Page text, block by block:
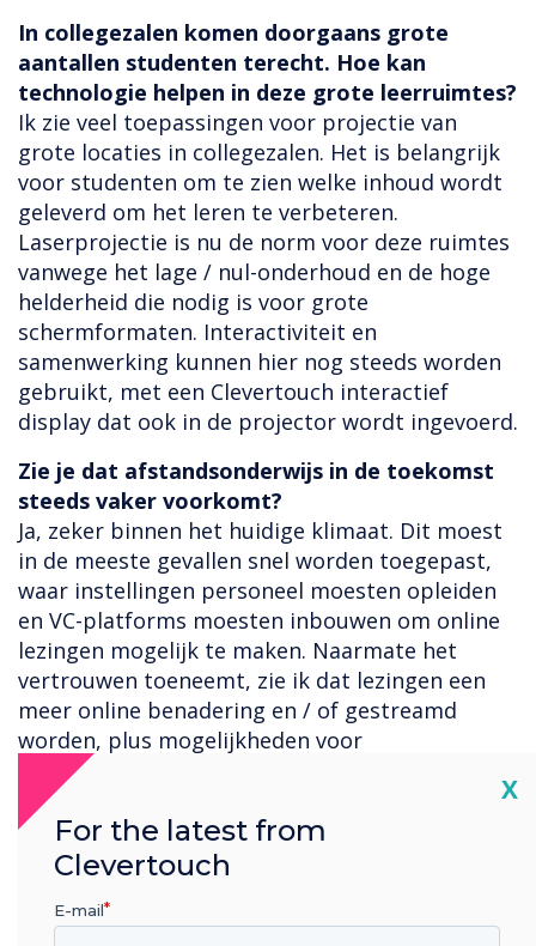
In collegezalen komen doorgaans grote
aantallen studenten terecht. Hoe kan
technologie helpen in deze grote leerruimtes?
Ik zie veel toepassingen voor projectie van
grote locaties in collegezalen. Het is belangrijk
voor studenten om te zien welke inhoud wordt
geleverd om het leren te verbeteren.
Laserprojectie is nu de norm voor deze ruimtes
vanwege het lage / nul-onderhoud en de hoge
helderheid die nodig is voor grote
schermformaten. Interactiviteit en
samenwerking kunnen hier nog steeds worden
gebruikt, met een Clevertouch interactief
display dat ook in de projector wordt ingevoerd.
Zie je dat afstandsonderwijs in de toekomst
steeds vaker voorkomt?
Ja, zeker binnen het huidige klimaat. Dit moest
in de meeste gevallen snel worden toegepast,
waar instellingen personeel moesten opleiden
en VC-platforms moesten inbouwen om online
lezingen mogelijk te maken. Naarmate het
vertrouwen toeneemt, zie ik dat lezingen een
meer online benadering en / of gestreamd
worden, plus mogelijkheden voor
samenwerking op afstand.
Hoe zie je het HE / FE-landschap veranderen in
2020 en daarna?
Ik denk dat we allemaal moeten nagaan wat het
"nieuwe normaal" is en analyseren hoe we een
veilige omgeving ter plaatse kunnen bieden aan
X
For the latest from
Clevertouch
E-mail